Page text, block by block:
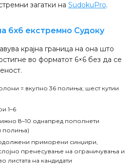
загатки на SudokuPro.
6x6 екстремно Судоку
крајна граница на она што
во форматот 6×6 без да се
= вкупно 36 полиња; шест кутии
1–6
8–10 однапред пополнети
полиња)
приморени синџири,
пренесување на ограничувања и
листата на кандидати